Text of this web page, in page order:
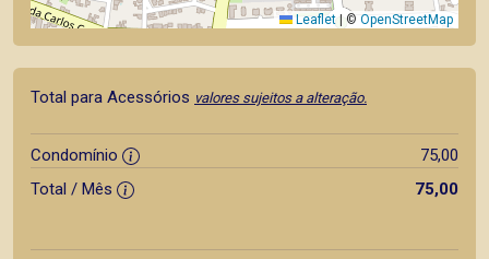
Leaflet © OpenStreetMap
Total para Acessórios valores sujeitos a alteração.
Condomínio
75,00
Total / Mês
75,00